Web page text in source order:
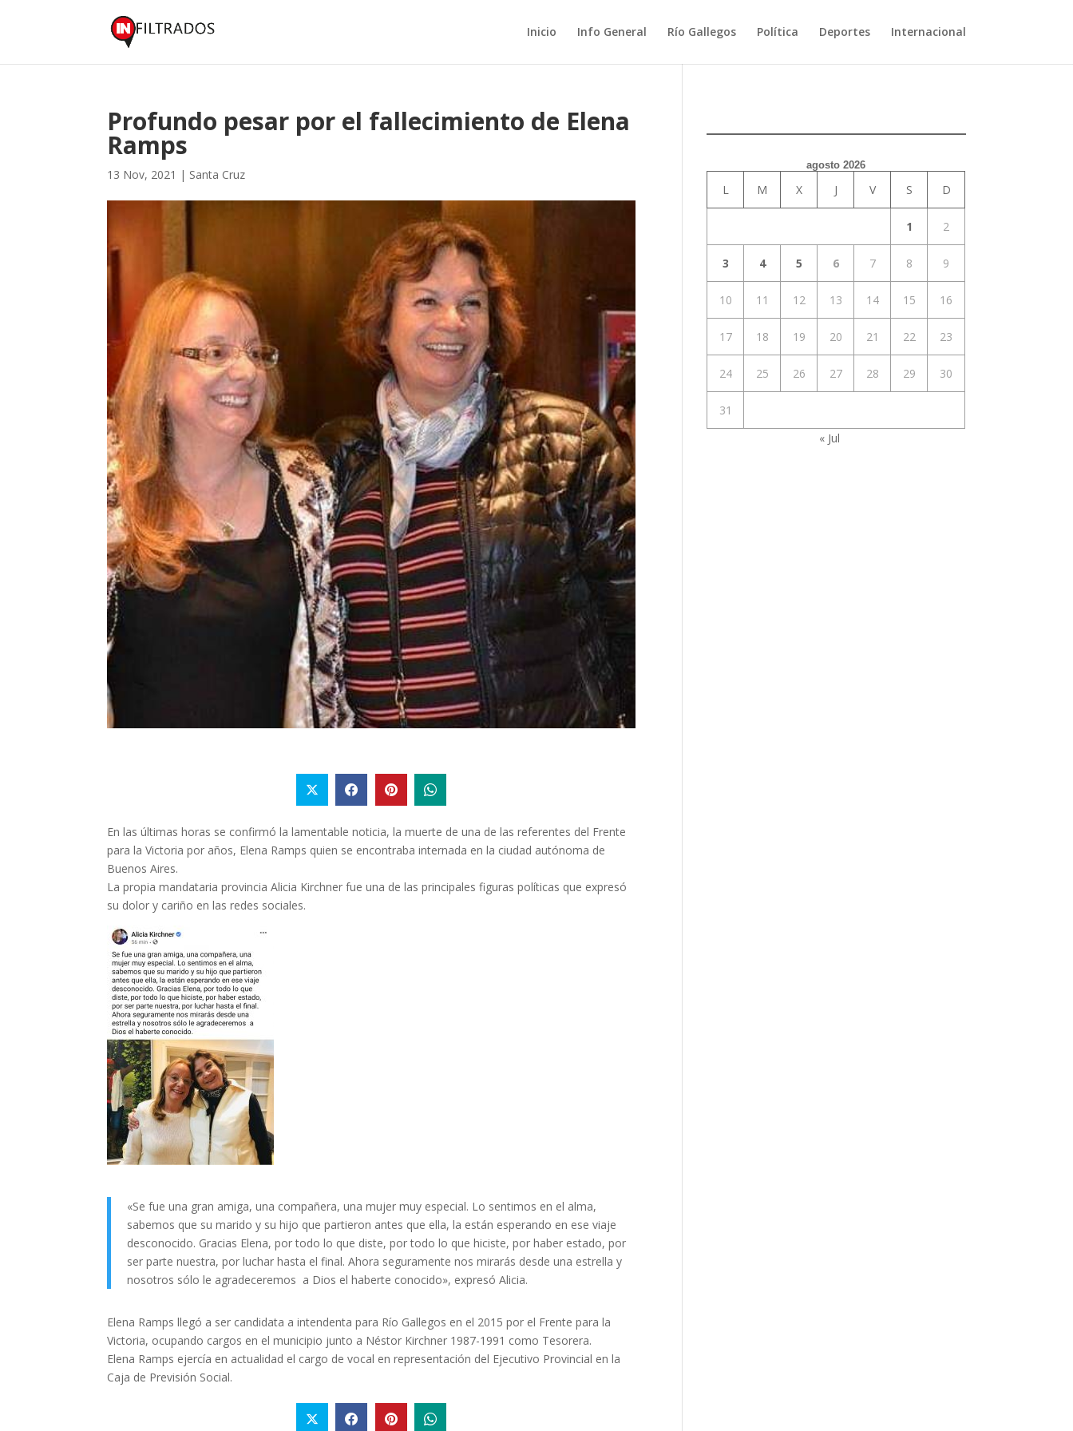
Inicio Info General Río Gallegos Política Deportes Internacional
Profundo pesar por el fallecimiento de Elena
Ramps
13 Nov, 2021 | Santa Cruz
En las últimas horas se confirmó la lamentable noticia, la muerte de una de las referentes del Frente
para la Victoria por años, Elena Ramps quien se encontraba internada en la ciudad autónoma de
Buenos Aires.
La propia mandataria provincia Alicia Kirchner fue una de las principales figuras políticas que expresó
su dolor y cariño en las redes sociales.
«Se fue una gran amiga, una compañera, una mujer muy especial. Lo sentimos en el alma,
sabemos que su marido y su hijo que partieron antes que ella, la están esperando en ese viaje
desconocido. Gracias Elena, por todo lo que diste, por todo lo que hiciste, por haber estado, por
ser parte nuestra, por luchar hasta el final. Ahora seguramente nos mirarás desde una estrella y
nosotros sólo le agradeceremos a Dios el haberte conocido», expresó Alicia.
Elena Ramps llegó a ser candidata a intendenta para Río Gallegos en el 2015 por el Frente para la
Victoria, ocupando cargos en el municipio junto a Néstor Kirchner 1987-1991 como Tesorera.
Elena Ramps ejercía en actualidad el cargo de vocal en representación del Ejecutivo Provincial en la
Caja de Previsión Social.
agosto 2026
L M X J V S D
1 2
3 4 5 6 7 8 9
10 11 12 13 14 15 16
17 18 19 20 21 22 23
24 25 26 27 28 29 30
31
« Jul